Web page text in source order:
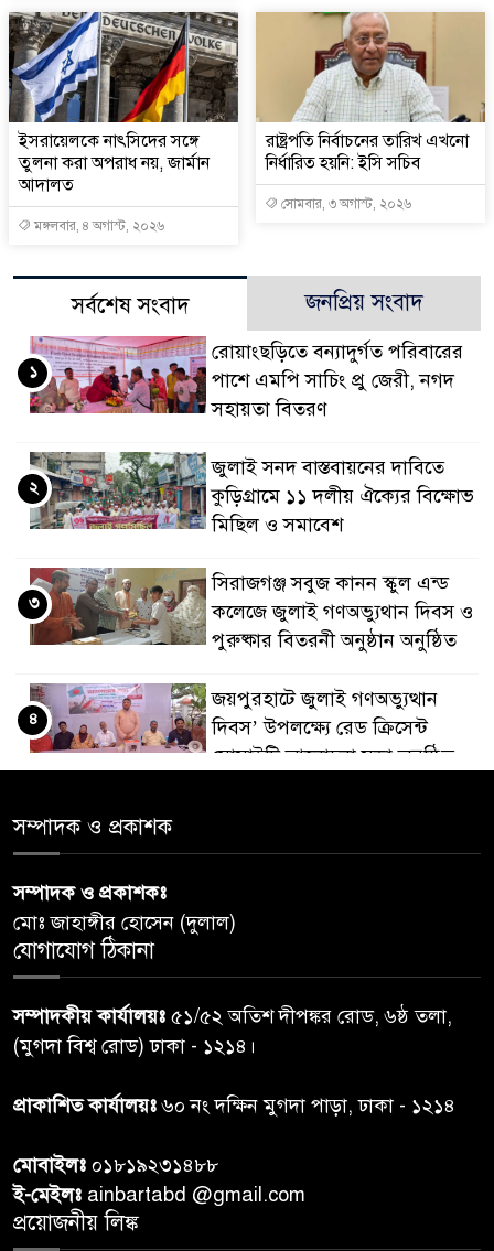
ইসরায়েলকে নাৎসিদের সঙ্গে
তুলনা করা অপরাধ নয়, জার্মান
আদালত
মঙ্গলবার, ৪ অগাস্ট, ২০২৬
রাষ্ট্রপতি নির্বাচনের তারিখ এখনো
নির্ধারিত হয়নি: ইসি সচিব
সোমবার, ৩ অগাস্ট, ২০২৬
সর্বশেষ সংবাদ জনপ্রিয় সংবাদ
রোয়াংছড়িতে বন্যাদুর্গত পরিবারের
পাশে এমপি সাচিং প্রু জেরী, নগদ
সহায়তা বিতরণ
১
জুলাই সনদ বাস্তবায়নের দাবিতে
কুড়িগ্রামে ১১ দলীয় ঐক্যের বিক্ষোভ
মিছিল ও সমাবেশ
২
সিরাজগঞ্জ সবুজ কানন স্কুল এন্ড
কলেজে জুলাই গণঅভ্যুথান দিবস ও
পুরুষ্কার বিতরনী অনুষ্ঠান অনুষ্ঠিত
৩
জয়পুরহাটে জুলাই গণঅভ্যুত্থান
দিবস’ উপলক্ষ্যে রেড ক্রিসেন্ট
সোসাইটি আলোচনা সভা অনুষ্ঠিত
৪
দিবস-২০২৬’।
৫
মাঝে ১৩ লক্ষ ১৫ হাজার টাকা
বিতরণ
৬
বান্দরবানে বন্যায় ক্ষতিগ্রস্তদের
দক্ষিণ চট্টগ্রামের এক অসহায় ও
৮
সম্পাদক ও প্রকাশক
সম্পাদক ও প্রকাশকঃ
মোঃ জাহাঙ্গীর হোসেন (দুলাল)
যোগাযোগ ঠিকানা
সম্পাদকীয় কার্যালয়ঃ ৫১/৫২ অতিশ দীপঙ্কর রোড, ৬ষ্ঠ তলা,
(মুগদা বিশ্ব রোড) ঢাকা - ১২১৪।
প্রাকাশিত কার্যালয়ঃ৬০ নং দক্ষিন মুগদা পাড়া, ঢাকা - ১২১৪
মোবাইলঃ ০১৮১৯২৩১৪৮৮
ই-মেইলঃ ainbartabd @gmail.com
প্রয়োজনীয় লিঙ্ক